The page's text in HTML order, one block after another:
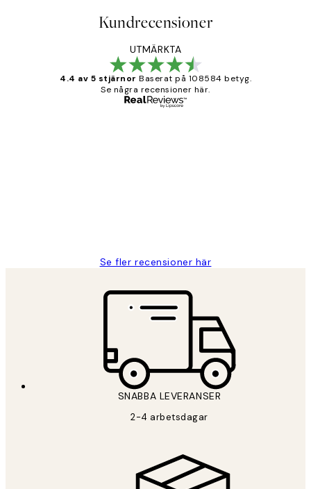
Kundrecensioner
UTMÄRKTA
4.4 av 5 stjärnor Baserat på 108584 betyg.
Se några recensioner här.
Se fler recensioner här
SNABBA LEVERANSER
2-4 arbetsdagar